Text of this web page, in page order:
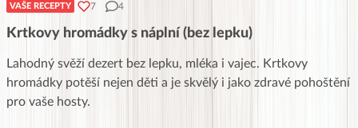
VAŠE RECEPTY 7 4
Krtkovy hromádky s náplní (bez lepku)
Lahodný svěží dezert bez lepku, mléka i vajec. Krtkovy
hromádky potěší nejen děti a je skvělý i jako zdravé pohoštění
pro vaše hosty.